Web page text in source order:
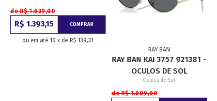
de R$ 1.639,00
R$ 1.393,15 COMPRAR
ou em até 10 x de R$ 139,31
RAY BAN
RAY BAN KAI 3757 921381 -
OCULOS DE SOL
Óculos de Sol
de R$ 1.009,00